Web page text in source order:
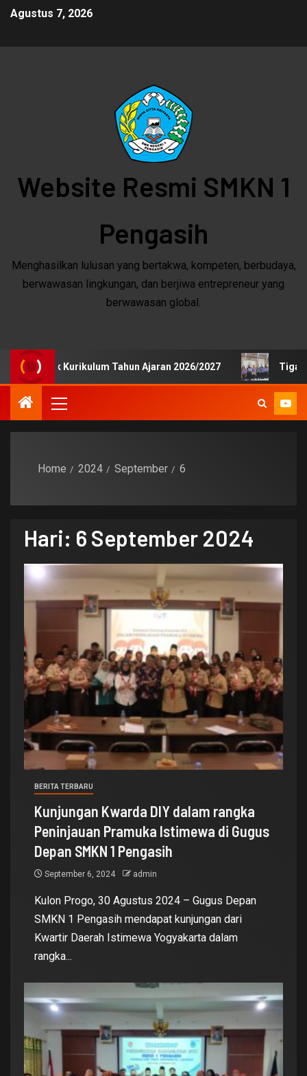
Agustus 7, 2026
Website Resmi SMKN 1
Pengasih
Menghasilkan lulusan yang bertakwa, kompeten, berbudaya,
berwawasan lingkungan, dan berjiwa entrepreneur yang
berwawasan global.
Kurikulum Tahun Ajaran 2026/2027 Tiga Siswa
Home 2024 September 6
Hari: 6 September 2024
BERITA TERBARU
Kunjungan Kwarda DIY dalam rangka
Peninjauan Pramuka Istimewa di Gugus
Depan SMKN 1 Pengasih
September 6, 2024 admin
Kulon Progo, 30 Agustus 2024 – Gugus Depan
SMKN 1 Pengasih mendapat kunjungan dari
Kwartir Daerah Istimewa Yogyakarta dalam
rangka...